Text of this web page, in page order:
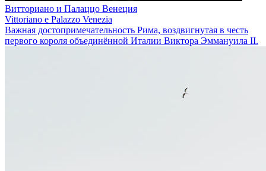
Витториано и Палаццо Венеция
Vittoriano e Palazzo Venezia
Важная достопримечательность Рима, воздвигнутая в честь
первого короля объединённой Италии Виктора Эммануила II.